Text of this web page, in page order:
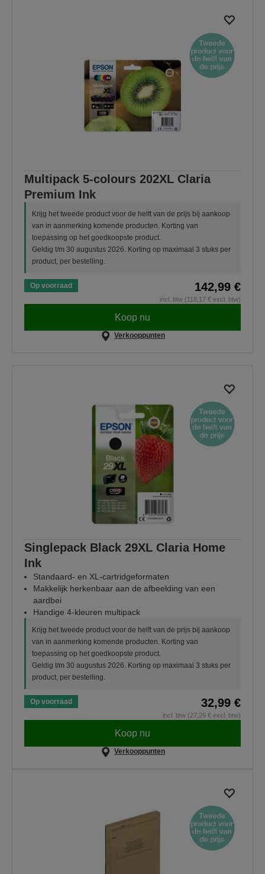
Multipack 5-colours 202XL Claria
Premium Ink
Krijg het tweede product voor de helft van de prijs bij aankoop
van in aanmerking komende producten. Korting van
toepassing op het goedkoopste product.
Geldig t/m 30 augustus 2026. Korting op maximaal 3 stuks per
product, per bestelling.
Op voorraad 142,99 €
incl. btw (118,17 € excl. btw)
Koop nu
Verkooppunten
Singlepack Black 29XL Claria Home
Ink
Standaard- en XL-cartridgeformaten
Makkelijk herkenbaar aan de afbeelding van een
aardbei
Handige 4-kleuren multipack
Krijg het tweede product voor de helft van de prijs bij aankoop
van in aanmerking komende producten. Korting van
toepassing op het goedkoopste product.
Geldig t/m 30 augustus 2026. Korting op maximaal 3 stuks per
product, per bestelling.
Op voorraad 32,99 €
incl. btw (27,26 € excl. btw)
Koop nu
Verkooppunten